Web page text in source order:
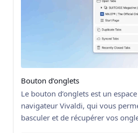
Bouton d’onglets
Le bouton d’onglets est un
navigateur Vivaldi, qui vous
basculer et de récupérer vos